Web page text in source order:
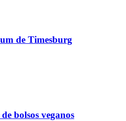
de Timesburg
bolsos veganos